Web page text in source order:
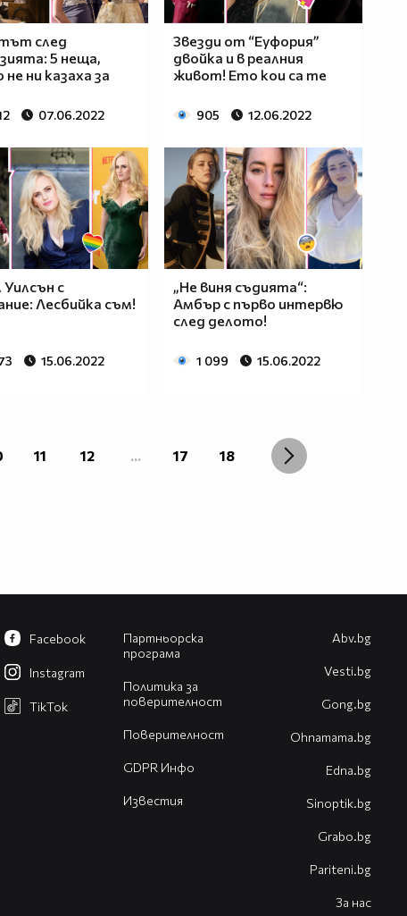
след
5 неща,
ни казаха за
07.06.2022
Звезди от “Еуфория”
двойка и в реалния
живот! Ето кои са те
905 12.06.2022
с
Лесбийка съм!
15.06.2022
„Не виня съдията“:
Амбър с първо интервю
след делото!
1 099 15.06.2022
11 12 ... 17 18
Партньорска
програма
Политика за
поверителност
Поверителност
GDPR Инфо
Известия
Facebook
Instagram
TikTok
Abv.bg
Vesti.bg
Gong.bg
Оhnamama.bg
Edna.bg
Sinoptik.bg
Grabo.bg
Pariteni.bg
За нас